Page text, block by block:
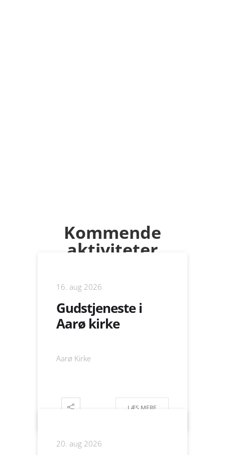
Kommende
aktiviteter
16. aug 2026
Gudstjeneste i
Aarø kirke
Aarø Kirke
LÆS MERE
20. aug 2026